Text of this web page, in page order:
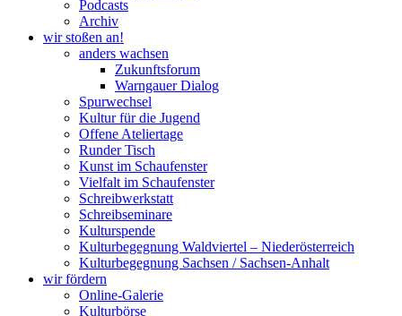
Podcasts
Archiv
wir stoßen an!
anders wachsen
Zukunftsforum
Warngauer Dialog
Spurwechsel
Kultur für die Jugend
Offene Ateliertage
Runder Tisch
Kunst im Schaufenster
Vielfalt im Schaufenster
Schreibwerkstatt
Schreibseminare
Kulturspende
Kulturbegegnung Waldviertel – Niederösterreich
Kulturbegegnung Sachsen / Sachsen-Anhalt
wir fördern
Online-Galerie
Kulturbörse